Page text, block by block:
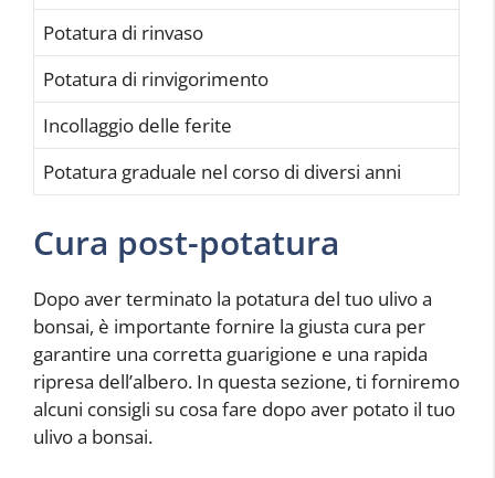
Potatura di rinvaso
Potatura di rinvigorimento
Incollaggio delle ferite
Potatura graduale nel corso di diversi anni
Cura post-potatura
Dopo aver terminato la potatura del tuo ulivo a
bonsai, è importante fornire la giusta cura per
garantire una corretta guarigione e una rapida
ripresa dell’albero. In questa sezione, ti forniremo
alcuni consigli su cosa fare dopo aver potato il tuo
ulivo a bonsai.